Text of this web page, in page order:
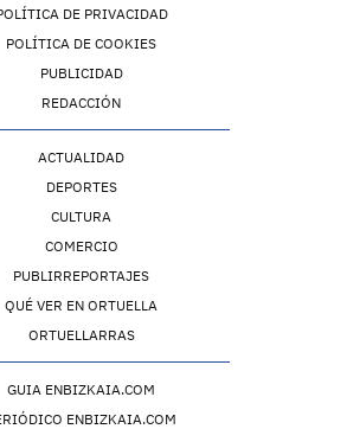
DE PRIVACIDAD
POLÍTICA DE COOKIES
PUBLICIDAD
REDACCIÓN
ACTUALIDAD
DEPORTES
CULTURA
COMERCIO
PUBLIRREPORTAJES
QUÉ VER EN ORTUELLA
ORTUELLARRAS
GUIA ENBIZKAIA.COM
ENBIZKAIA.COM